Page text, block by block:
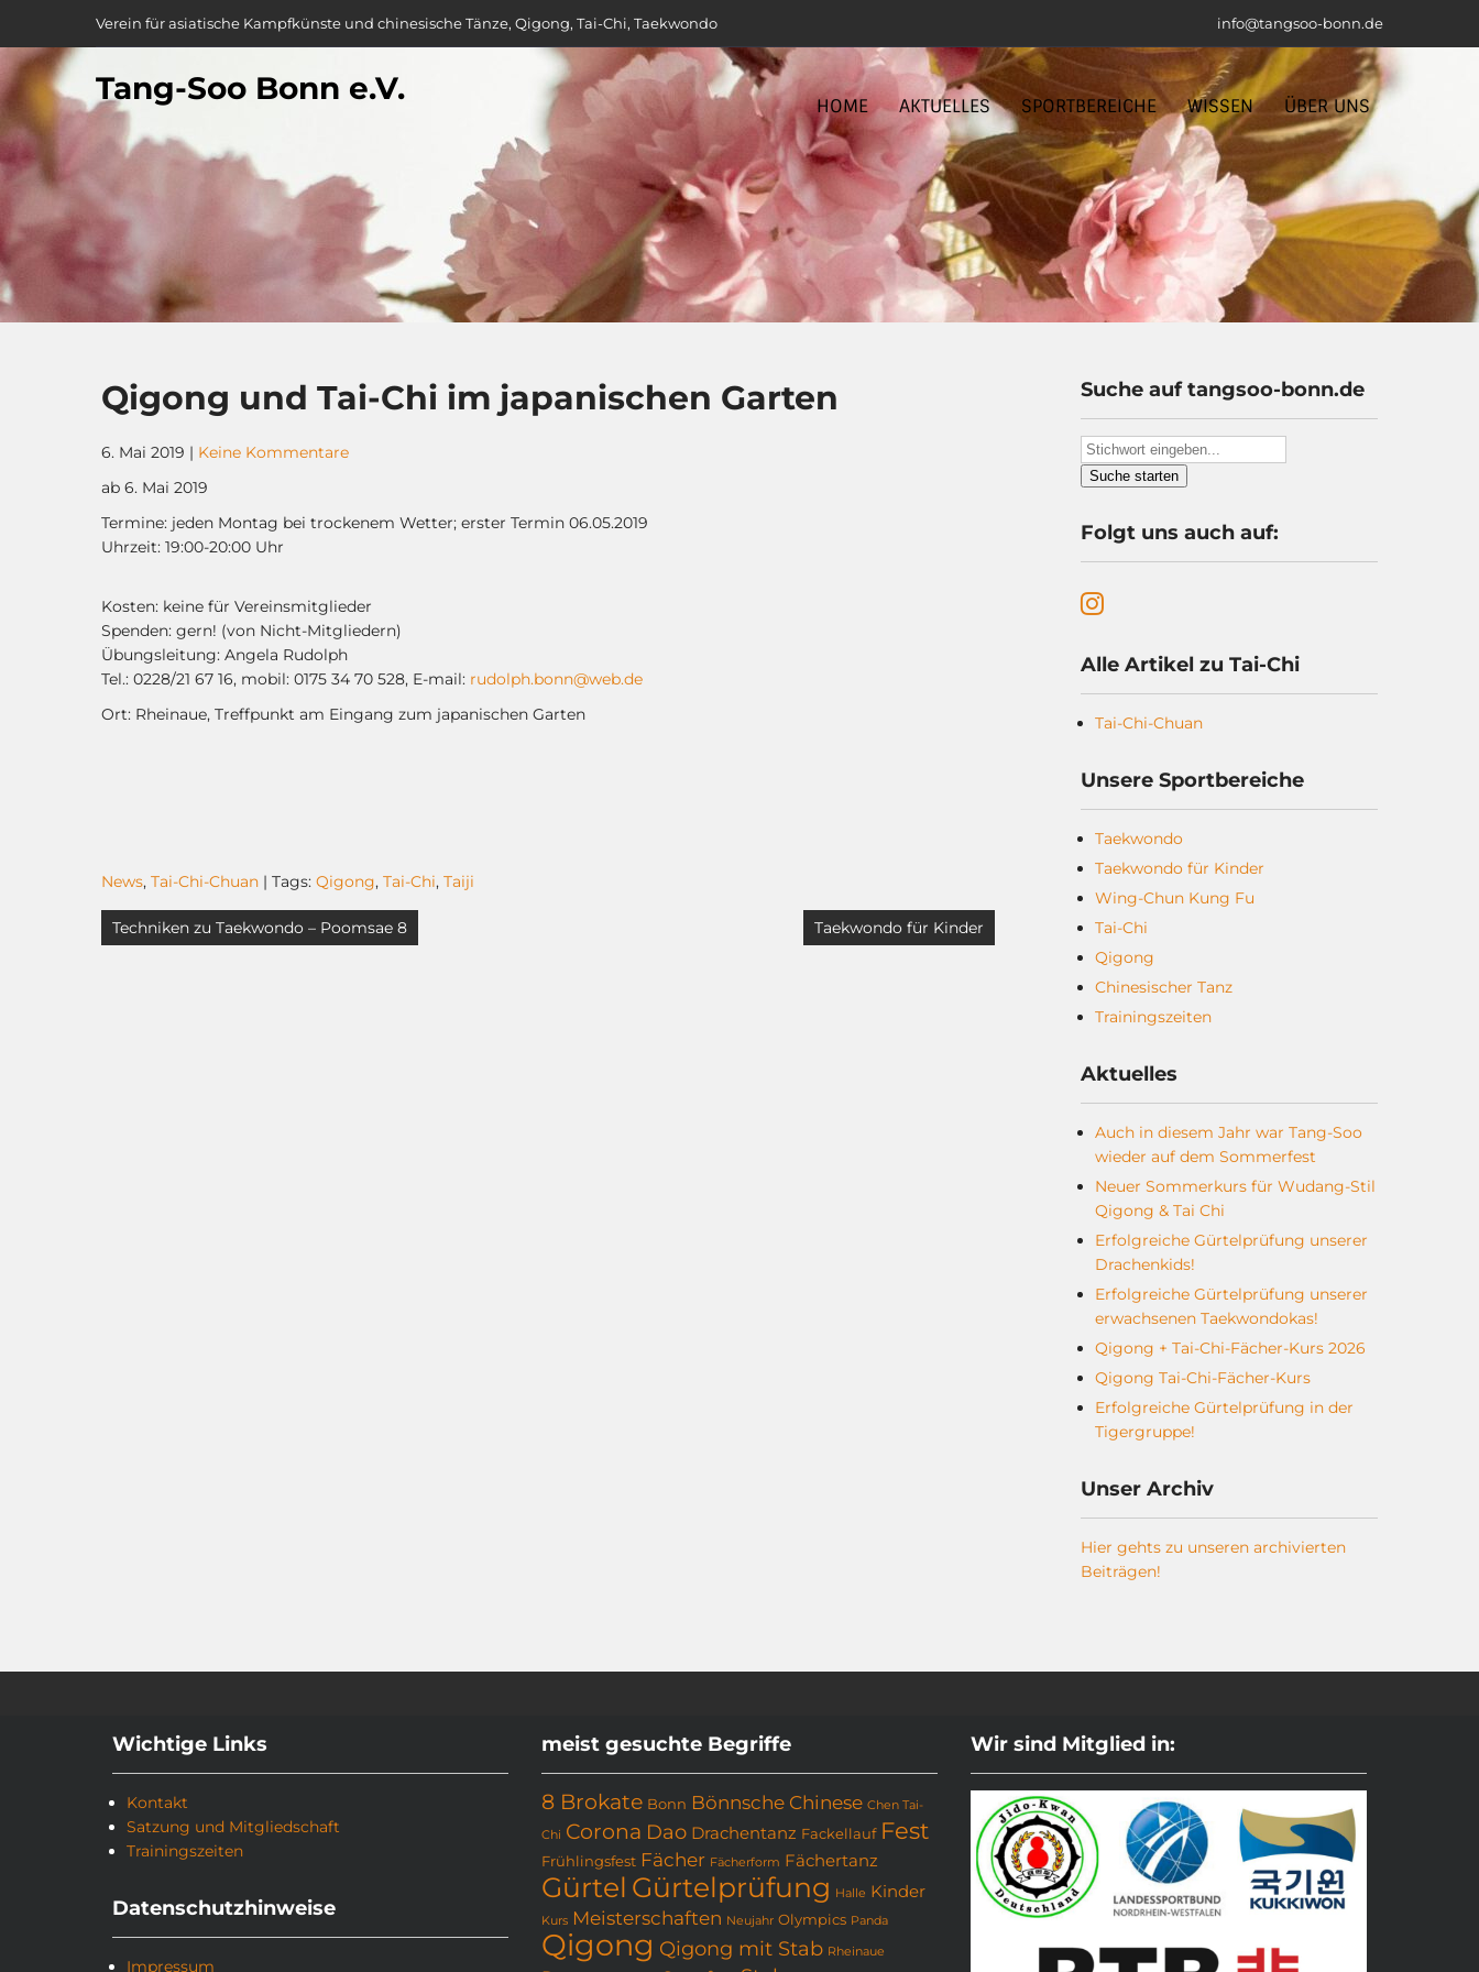
content
Verein für asiatische Kampfkünste und chinesische Tänze, Qigong, Tai-Chi, Taekwondo info@tangsoo-bonn.de
Tang-Soo Bonn e.V. HOME AKTUELLES SPORTBEREICHE WISSEN ÜBER UNS
Qigong und Tai-Chi im japanischen Garten
6. Mai 2019 | Keine Kommentare
ab 6. Mai 2019
Termine: jeden Montag bei trockenem Wetter; erster Termin 06.05.2019
Uhrzeit: 19:00-20:00 Uhr
Kosten: keine für Vereinsmitglieder
Spenden: gern! (von Nicht-Mitgliedern)
Übungsleitung: Angela Rudolph
Tel.: 0228/21 67 16, mobil: 0175 34 70 528, E-mail: rudolph.bonn@web.de
Ort: Rheinaue, Treffpunkt am Eingang zum japanischen Garten
News, Tai-Chi-Chuan | Tags: Qigong, Tai-Chi, Taiji
Beitragsnavigation
Techniken zu Taekwondo – Poomsae 8 Taekwondo für Kinder
Suche auf tangsoo-bonn.de
Folgt uns auch auf:
Alle Artikel zu Tai-Chi
Tai-Chi-Chuan
Unsere Sportbereiche
Taekwondo
Taekwondo für Kinder
Wing-Chun Kung Fu
Tai-Chi
Qigong
Chinesischer Tanz
Trainingszeiten
Aktuelles
Auch in diesem Jahr war Tang-Soo
wieder auf dem Sommerfest
Neuer Sommerkurs für Wudang-Stil
Qigong & Tai Chi
Erfolgreiche Gürtelprüfung unserer
Drachenkids!
Erfolgreiche Gürtelprüfung unserer
erwachsenen Taekwondokas!
Qigong + Tai-Chi-Fächer-Kurs 2026
Qigong Tai-Chi-Fächer-Kurs
Erfolgreiche Gürtelprüfung in der
Tigergruppe!
Unser Archiv
Hier gehts zu unseren archivierten
Beiträgen!
Wichtige Links
Kontakt
Satzung und Mitgliedschaft
Trainingszeiten
Datenschutzhinweise
Impressum
meist gesuchte Begriffe
8 Brokate Bonn Bönnsche Chinese Chen Tai-
Chi Corona Dao Drachentanz Fackellauf Fest
Frühlingsfest Fächer Fächerform Fächertanz
Gürtel Gürtelprüfung Halle Kinder
Kurs Meisterschaften Neujahr Olympics Panda
Qigong Qigong mit Stab Rheinaue
Wir sind Mitglied in: